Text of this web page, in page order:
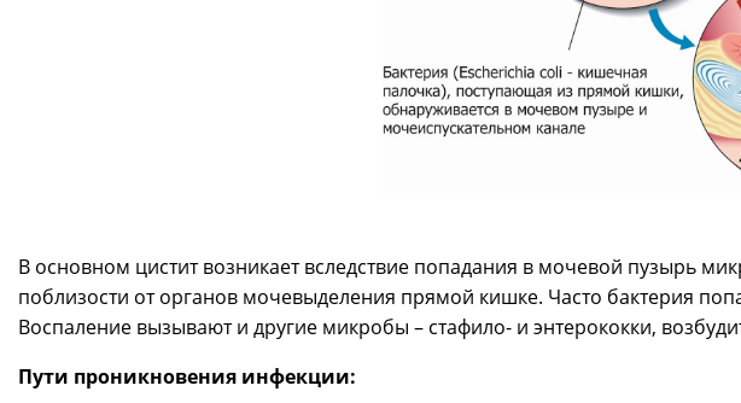
В основном цистит возникает вследствие попадания в мочевой пузырь
поблизости от органов мочевыделения прямой кишке. Часто бактерия
Воспаление вызывают и другие микробы – стафило- и энтерококки,
Пути проникновения инфекции: